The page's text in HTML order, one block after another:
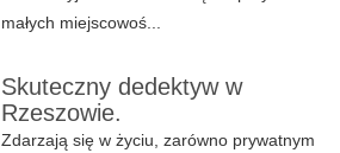
małych miejscowoś...
Skuteczny dedektyw w
Rzeszowie.
Zdarzają się w życiu, zarówno prywatnym